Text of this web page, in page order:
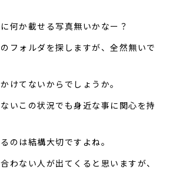
何か載せる写真無いかなー？
フォルダを探しますが、全然無いで
けてないからでしょうか。
いこの状況でも身近な事に関心を持
のは結構大切ですよね。
わない人が出てくると思いますが、